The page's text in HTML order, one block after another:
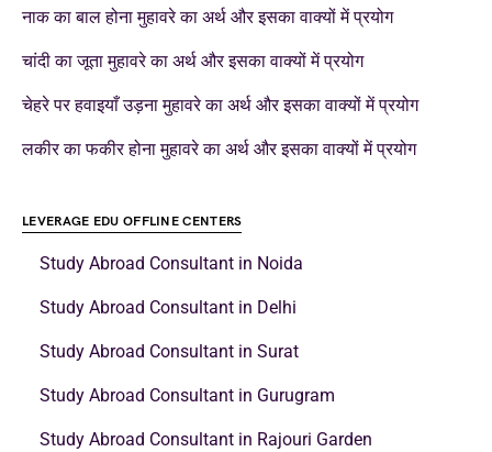
नाक का बाल होना मुहावरे का अर्थ और इसका वाक्यों में प्रयोग
चांदी का जूता मुहावरे का अर्थ और इसका वाक्यों में प्रयोग
चेहरे पर हवाइयाँ उड़ना मुहावरे का अर्थ और इसका वाक्यों में प्रयोग
लकीर का फकीर होना मुहावरे का अर्थ और इसका वाक्यों में प्रयोग
LEVERAGE EDU OFFLINE CENTERS
Study Abroad Consultant in Noida
Study Abroad Consultant in Delhi
Study Abroad Consultant in Surat
Study Abroad Consultant in Gurugram
Study Abroad Consultant in Rajouri Garden